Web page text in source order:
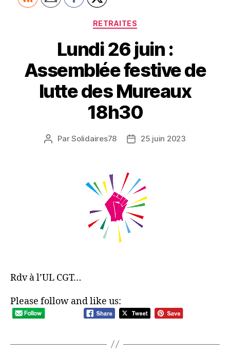
Catégories
RETRAITES
Lundi 26 juin :
Assemblée festive de
lutte des Mureaux
18h30
Auteur
ParSolidaires78
Date25 juin 2023
Rdv à l’UL CGT…
Please follow and like us: